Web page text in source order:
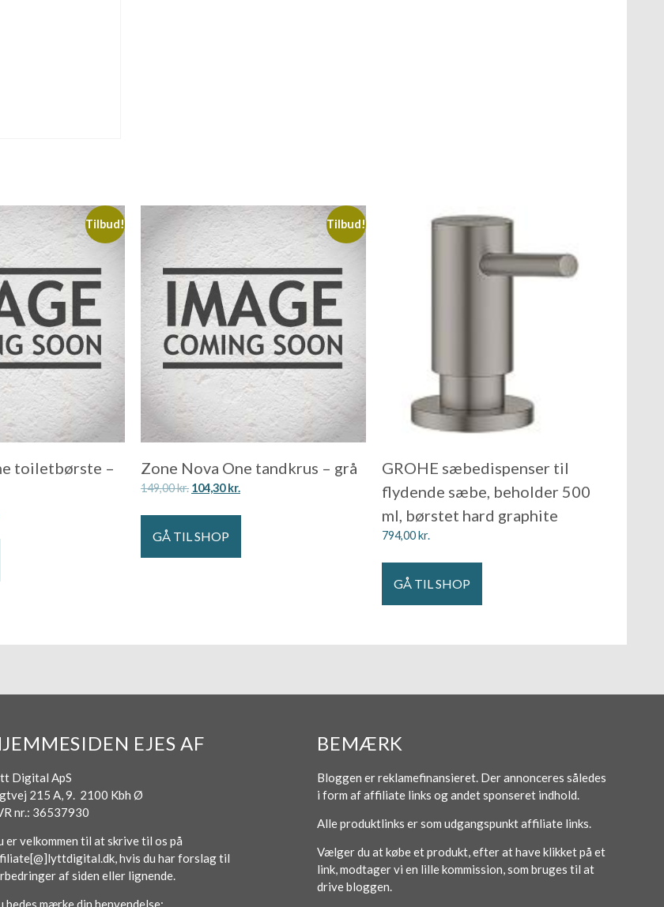
Tilbud!
toiletbørste –
Tilbud!
Zone Nova One tandkrus – grå
149,00kr. 104,30kr.
GÅ TIL SHOP
GROHE sæbedispenser til
flydende sæbe, beholder 500
ml, børstet hard graphite
794,00kr.
GÅ TIL SHOP
EJES AF
Digital ApS
215 A, 9. 2100 Kbh Ø
nr.: 36537930
er velkommen til at skrive til os på
hvis du har forslag til
af siden eller lignende.
BEMÆRK
Bloggen er reklamefinansieret. Der annonceres således
i form af affiliate links og andet sponseret indhold.
Alle produktlinks er som udgangspunkt affiliate links.
Vælger du at købe et produkt, efter at have klikket på et
link, modtager vi en lille kommission, som bruges til at
drive bloggen.